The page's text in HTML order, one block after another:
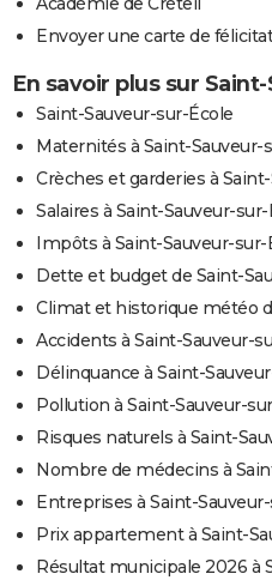
Envoyer une carte de
En savoir plus sur
Saint-Sauveur-sur-École
Maternités à Saint-Sauveur-
Crèches et garderies à
Salaires à Saint-Sauveur-
Impôts à Saint-Sauveur-sur-
Dette et budget de Saint-
Climat et historique météo
Accidents à Saint-Sauveur-
Délinquance à Saint-
Pollution à Saint-Sauveur-
Risques naturels à Saint-
Nombre de médecins à
Entreprises à Saint-
Prix appartement à Saint-
Résultat municipale 2026 à